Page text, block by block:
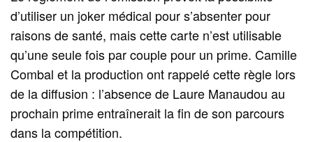
d’utiliser un joker médical pour s’absenter pour
raisons de santé, mais cette carte n’est utilisable
qu’une seule fois par couple pour un prime. Camille
Combal et la production ont rappelé cette règle lors
de la diffusion : l’absence de Laure Manaudou au
prochain prime entraînerait la fin de son parcours
dans la compétition.